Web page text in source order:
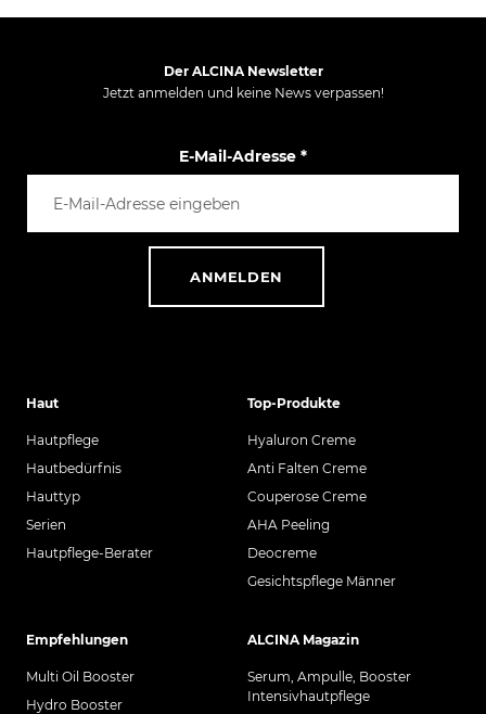
Der ALCINA Newsletter
Jetzt anmelden und keine News verpassen!
E-Mail-Adresse *
ANMELDEN
Haut
Hautpflege
Hautbedürfnis
Hauttyp
Serien
Hautpflege-Berater
Top-Produkte
Hyaluron Creme
Anti Falten Creme
Couperose Creme
AHA Peeling
Deocreme
Gesichtspflege Männer
Empfehlungen
Multi Oil Booster
Hydro Booster
ALCINA Magazin
Serum, Ampulle, Booster
Intensivhautpflege